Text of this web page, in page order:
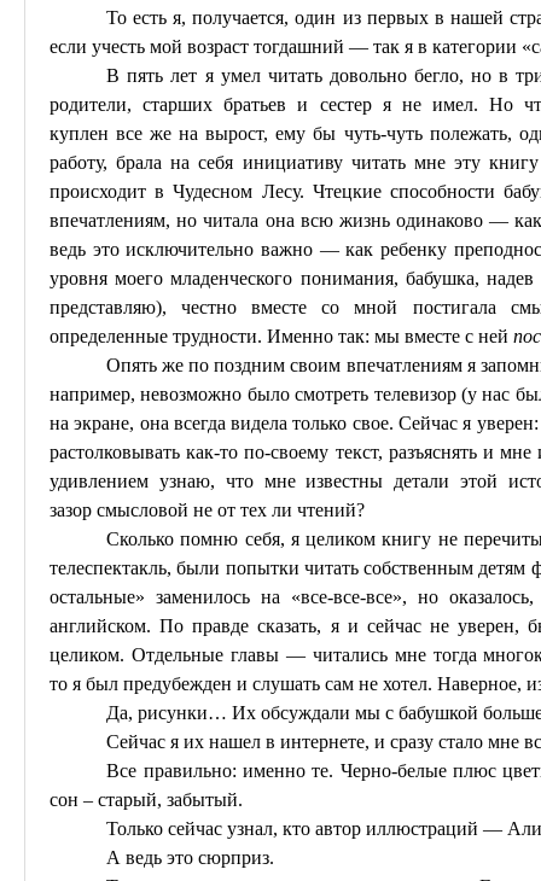
То есть я, получается, один из первых в нашей
если учесть мой возраст тогдашний — так я в категории
В пять лет я умел читать довольно бегло, но в
родители, старших братьев и сестер я не имел. Но
купленвсе же на вырост, ему бы чуть-чуть полежать,
работу, брала на себя инициативу читать мне эту
происходит в Чудесном Лесу. Чтецкие способности
впечатлениям, но читала она всю жизнь одинаково —
ведь это исключительно важно — как ребенку
уровня моего младенческого понимания, бабушка,
представляю), честно вместе со мной постигала
определенные трудности. Именно так: мы вместе с ней
Опять же по поздним своим впечатлениям я
например, невозможно было смотреть телевизор (у нас
на экране, она всегда видела только свое. Сейчас я
растолковывать как-то по-своему текст, разъяснять и
удивлением узнаю, что мне известны детали этой
зазор смысловой не от тех ли чтений?
Сколько помню себя, я целиком книгу не
телеспектакль, были попытки читать собственным детям
остальные» заменилось на «все-все-все», но
английском. По правде сказать, я и сейчас не уверен,
целиком. Отдельные главы — читались мне тогда
то я был предубежден и слушать сам не хотел. Наверное,
Да, рисунки… Их обсуждали мы с бабушкой
Сейчас я их нашел в интернете, и сразу стало мне
Все правильно: именно те. Черно-белые плюс
сон – старый, забытый.
Только сейчас узнал, кто автор иллюстраций —
А ведь это сюрприз.